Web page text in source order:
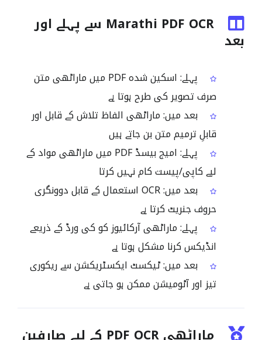
Marathi PDF OCR سے پہلے اور
بعد
پہلے: اسکین شدہ PDF میں ماراٹھی متن
صرف تصویر کی طرح ہوتا ہے
بعد میں: ماراٹھی الفاظ تلاش کے قابل اور
قابلِ ترمیم متن بن جاتے ہیں
پہلے: امیج بیسڈ PDF میں ماراٹھی مواد کے
لیے کاپی/پیست کام نہیں کرتا
بعد میں: OCR استعمال کے قابل دوونگری
حروف جنریٹ کرتا ہے
پہلے: ماراٹھی آرکائیوز کو کی ورڈ کے ذریعے
انڈیکس کرنا مشکل ہوتا ہے
بعد میں: ٹیکسٹ ایکسٹریکشن سے ریکوری
تیز اور آٹومیشن ممکن ہو جاتی ہے
ماراٹھی PDF OCR کے لیے صارفین